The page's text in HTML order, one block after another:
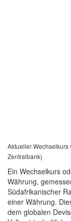
Aktueller Wechselkurs
Zentralbank)
Ein Wechselkurs
Währung,
Südafrikanischer
einer Währung.
dem globalen